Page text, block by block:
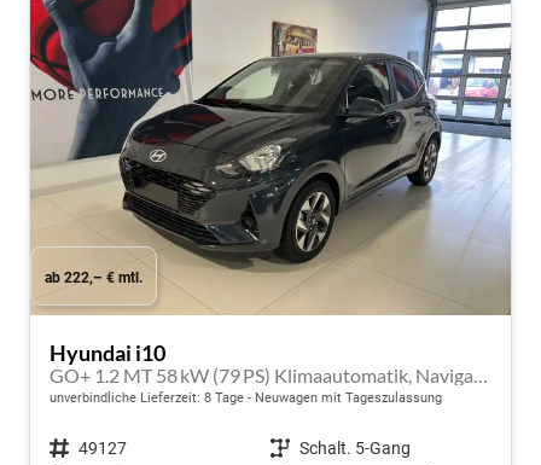
ab 222,– € mtl.
Hyundai i10
unverbindliche Lieferzeit: 8 Tage Neuwagen mit Tageszulassung
Fahrzeugnr. 49127 Getriebe Schalt. 5-Gang